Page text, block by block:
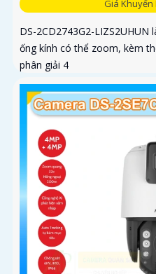
Giá Khuyến
DS-2CD2743G2-
ống kính có thể zoom, kèm
phân giải 4